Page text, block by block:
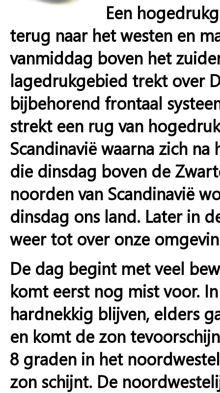
Een
terug naar het westen en
vanmiddag boven het
lagedrukgebied trekt over
bijbehorend frontaal
strekt een rug van
Scandinavië waarna zich
die dinsdag boven de
noorden van Scandinavië
dinsdag ons land. Later in
weer tot over onze
De dag begint met veel
komt eerst nog mist voor.
hardnekkig blijven, elders
en komt de zon
8 graden in het
zon schijnt. De